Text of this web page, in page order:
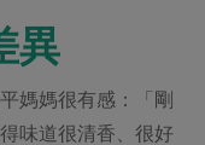
異
媽媽很有感：「剛
味道很清香、很好